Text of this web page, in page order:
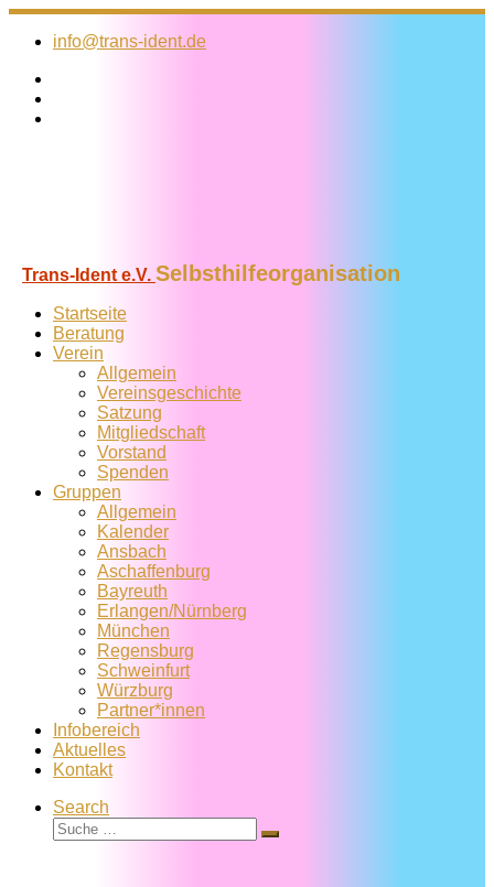
Zum
Inhalt
info@trans-ident.de
Trans-Ident e.V. Selbsthilfeorganisation
Startseite
Beratung
Verein
Allgemein
Vereins­geschichte
Satzung
Mitglied­schaft
Vorstand
Spenden
Gruppen
Allgemein
Kalender
Ansbach
Aschaffenburg
Bayreuth
Erlangen/Nürnberg
München
Regensburg
Schweinfurt
Würzburg
Partner*innen
Infobereich
Aktuelles
Kontakt
Search
Suche
Suche